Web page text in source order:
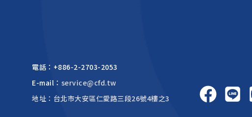
電話： +886-2-2703-2053
E-mail： service@cfd.tw
地址：台北市大安區仁愛路三段26號4樓之3